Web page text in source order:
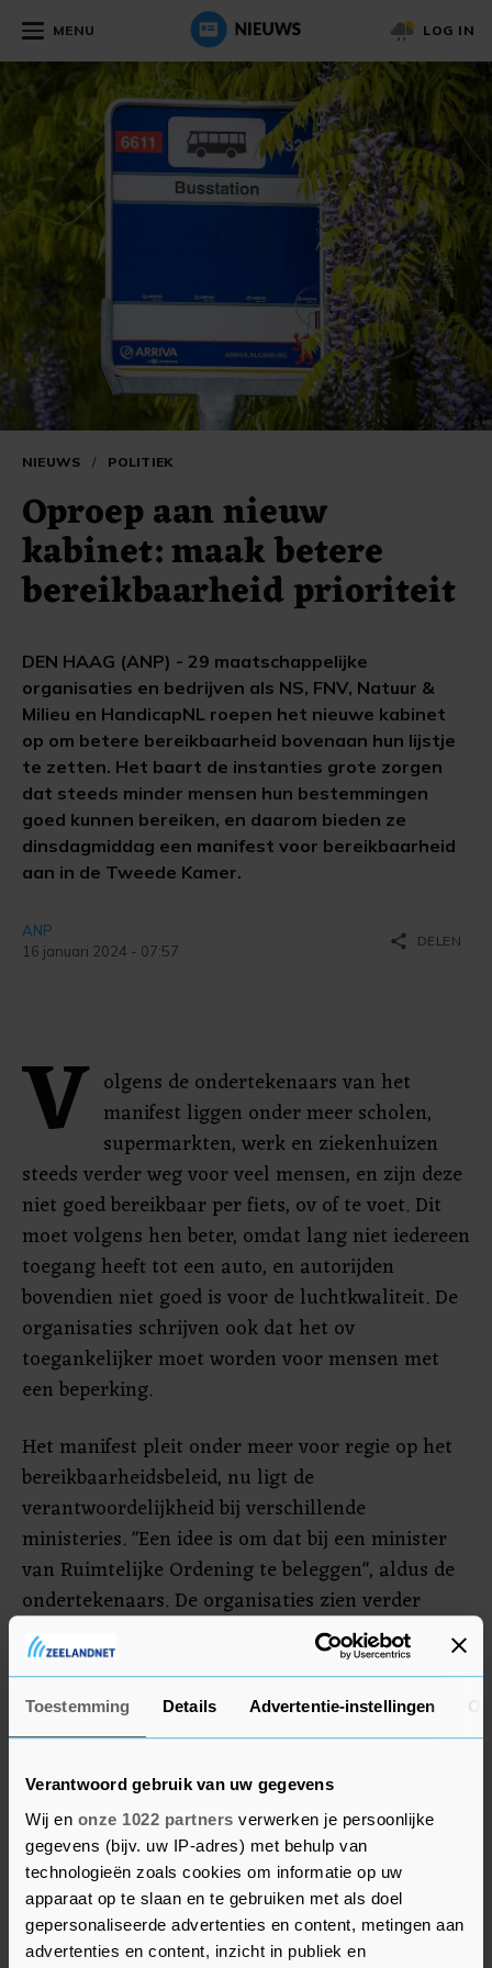
Toestemming Details Advertentie-instellingen
Verantwoord gebruik van uw gegevens
Wij en onze 1022 partners verwerken je persoonlijke
gegevens (bijv. uw IP-adres) met behulp van
technologieën zoals cookies om informatie op uw
apparaat op te slaan en te gebruiken met als doel
gepersonaliseerde advertenties en content, metingen aan
advertenties en content, inzicht in publiek en
MENU LOG IN
NIEUWS / POLITIEK
Oproep aan nieuw
kabinet: maak betere
bereikbaarheid prioriteit
DEN HAAG (ANP) - 29 maatschappelijke
organisaties en bedrijven als NS, FNV, Natuur &
Milieu en HandicapNL roepen het nieuwe kabinet
op om betere bereikbaarheid bovenaan hun lijstje
te zetten. Het baart de instanties grote zorgen
dat steeds minder mensen hun bestemmingen
goed kunnen bereiken, en daarom bieden ze
dinsdagmiddag een manifest voor bereikbaarheid
aan in de Tweede Kamer.
ANP
16 januari 2024 - 07:57
share DELEN
V olgens de ondertekenaars van het
manifest liggen onder meer scholen,
supermarkten, werk en ziekenhuizen
steeds verder weg voor veel mensen, en zijn deze
niet goed bereikbaar per fiets, ov of te voet. Dit
moet volgens hen beter, omdat lang niet iedereen
toegang heeft tot een auto, en autorijden
bovendien niet goed is voor de luchtkwaliteit. De
organisaties schrijven ook dat het ov
toegankelijker moet worden voor mensen met
een beperking.
Het manifest pleit onder meer voor regie op het
bereikbaarheidsbeleid, nu ligt de
verantwoordelijkheid bij verschillende
ministeries. "Een idee is om dat bij een minister
van Ruimtelijke Ordening te beleggen", aldus de
ondertekenaars. De organisaties zien verder
concrete oplossingen in meer fiets- en
looproutes, het delen van voertuigen, ov op
maat, en woningen en voorzieningen dichter bij
elkaar te bouwen. "We staan aan de vooravond
grote kans", aldus de directeur van Natuur &
Milieu Marjolein Demmers.